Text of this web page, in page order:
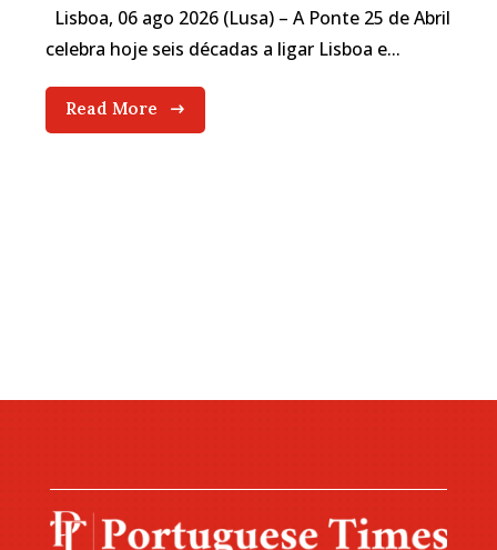
Lisboa, 06 ago 2026 (Lusa) – A Ponte 25 de Abril
celebra hoje seis décadas a ligar Lisboa e...
Read More